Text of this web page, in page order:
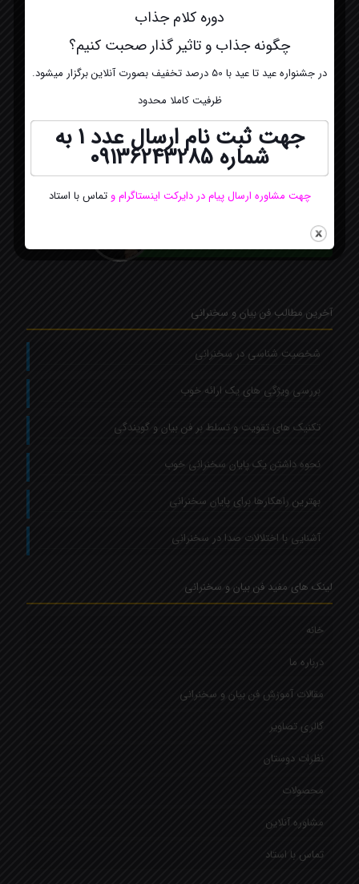
Fatemeh.bahrami6093@gmail.com
ارتباط آنلاین با استاد فاطمه بهرامی
از طریق چت واتساپ
آخرین مطالب فن بیان و سخنرانی
شخصیت شناسی در سخنرانی
بررسی ویژگی های یک ارائه خوب
تکنیک های تقویت و تسلط بر فن بیان و گویندگی
نحوه داشتن یک پایان سخنرانی خوب
بهترین راهکارها برای پایان سخنرانی
آشنایی با اختلالات صدا در سخنرانی
لینک های مفید فن بیان و سخنرانی
خانه
درباره ما
مقالات آموزش فن بیان و سخنرانی
گالری تصاویر
نظرات دوستان
محصولات
مشاوره آنلاین
تماس با استاد
دوره کلام جذاب
چگونه جذاب و تاثیر گذار صحبت کنیم؟
در جشنواره عید تا عید با 50 درصد تخفیف بصورت آنلاین برگزار میشود.
ظرفیت کاملا محدود
جهت ثبت نام ارسال عدد 1 به
شماره 09136243285
چهت مشاوره ارسال پیام در دایرکت اینستاگراموتماس با استاد